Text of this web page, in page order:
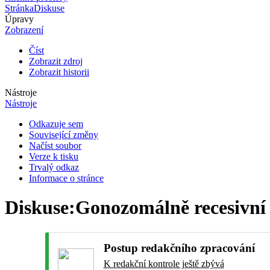
StránkaDiskuse
Úpravy
Zobrazení
Číst
Zobrazit zdroj
Zobrazit historii
Nástroje
Nástroje
Odkazuje sem
Související změny
Načíst soubor
Verze k tisku
Trvalý odkaz
Informace o stránce
Diskuse:Gonozomálně
Postup redakčního zpracování
K redakční kontrole ještě zbývá